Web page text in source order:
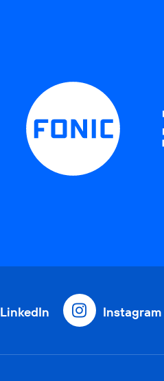
LinkedIn Instagram